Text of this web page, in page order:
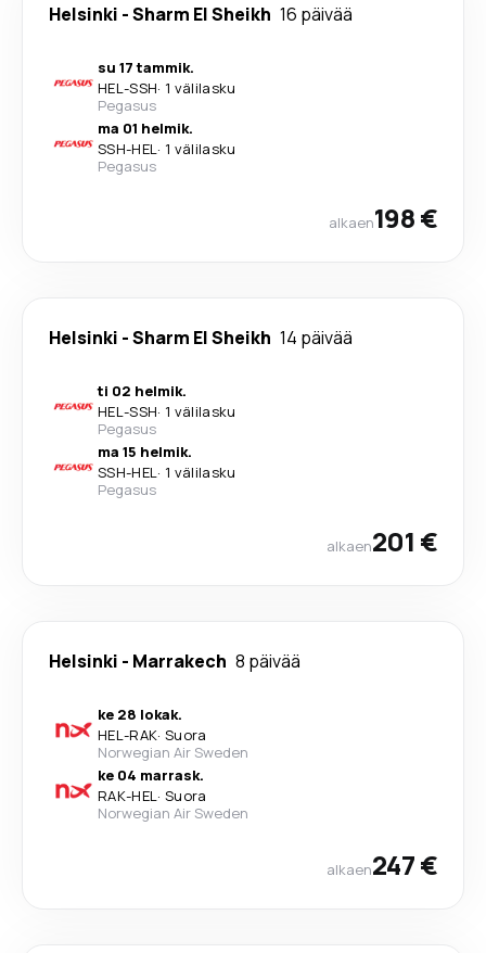
Helsinki -Sharm El Sheikh 16 päivää
su 17 tammik.
HEL-SSH· 1 välilasku
Pegasus
ma 01 helmik.
SSH-HEL· 1 välilasku
Pegasus
alkaen198 €
Helsinki -Sharm El Sheikh 14 päivää
ti 02 helmik.
HEL-SSH· 1 välilasku
Pegasus
ma 15 helmik.
SSH-HEL· 1 välilasku
Pegasus
alkaen201 €
Helsinki - Marrakech 8 päivää
ke 28 lokak.
HEL-RAK· Suora
Norwegian Air Sweden
ke 04 marrask.
RAK-HEL· Suora
Norwegian Air Sweden
alkaen247 €